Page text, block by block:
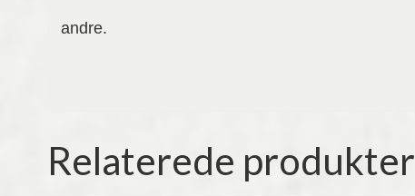
andre.
Relaterede produkter